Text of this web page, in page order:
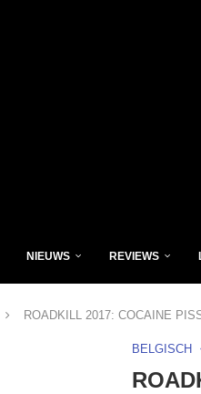
NIEUWS REVIEWS
ROADKILL 2017: COCAINE
BELGISCH